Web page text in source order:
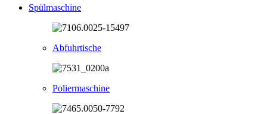
Spülmaschine
Abfuhrtische
Poliermaschine